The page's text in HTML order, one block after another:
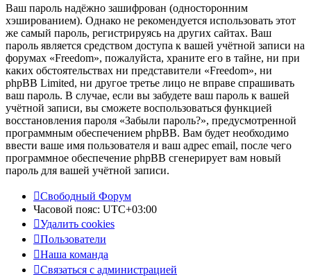
Ваш пароль надёжно зашифрован (односторонним
хэшированием). Однако не рекомендуется использовать этот
же самый пароль, регистрируясь на других сайтах. Ваш
пароль является средством доступа к вашей учётной записи на
форумах «Freedom», пожалуйста, храните его в тайне, ни при
каких обстоятельствах ни представители «Freedom», ни
phpBB Limited, ни другое третье лицо не вправе спрашивать
ваш пароль. В случае, если вы забудете ваш пароль к вашей
учётной записи, вы сможете воспользоваться функцией
восстановления пароля «Забыли пароль?», предусмотренной
программным обеспечением phpBB. Вам будет необходимо
ввести ваше имя пользователя и ваш адрес email, после чего
программное обеспечение phpBB сгенерирует вам новый
пароль для вашей учётной записи.
Свободный Форум
Часовой пояс: UTC+03:00
Удалить cookies
Пользователи
Наша команда
Связаться с администрацией